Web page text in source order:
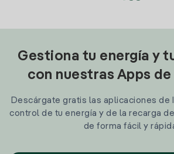
Gestiona tu energía y
con nuestras Apps
Descárgate gratis las aplicaciones de
control de tu energía y de la recarga
de forma fácil y